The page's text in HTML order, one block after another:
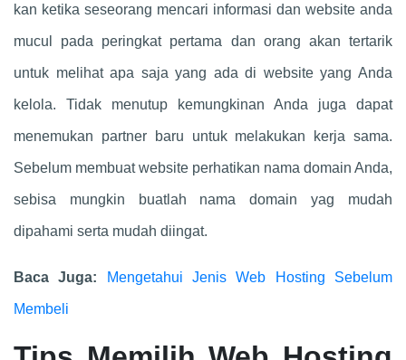
kan ketika seseorang mencari informasi dan website anda
mucul pada peringkat pertama dan orang akan tertarik
untuk melihat apa saja yang ada di website yang Anda
kelola. Tidak menutup kemungkinan Anda juga dapat
menemukan partner baru untuk melakukan kerja sama.
Sebelum membuat website perhatikan nama domain Anda,
sebisa mungkin buatlah nama domain yag mudah
dipahami serta mudah diingat.
Baca Juga: Mengetahui Jenis Web Hosting Sebelum
Membeli